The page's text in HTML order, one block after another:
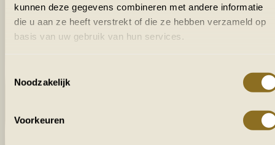
kunnen deze gegevens combineren met andere informatie
die u aan ze heeft verstrekt of die ze hebben verzameld op
basis van uw gebruik van hun services.
Noodzakelijk
Voorkeuren